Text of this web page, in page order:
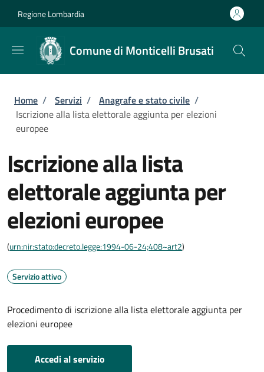
Regione Lombardia
Comune di Monticelli Brusati
Briciole di pane
Home / Servizi / Anagrafe e stato civile /
Iscrizione alla lista elettorale aggiunta per elezioni
europee
Iscrizione alla lista
elettorale aggiunta per
elezioni europee
(urn:nir:stato:decreto.legge:1994-06-24;408~art2)
Servizio attivo
Procedimento di iscrizione alla lista elettorale aggiunta per
elezioni europee
Accedi al servizio